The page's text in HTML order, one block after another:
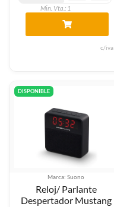
Min. Vta.: 1
c/iva
DISPONIBLE
Marca: Suono
Reloj/ Parlante
Despertador Mustang